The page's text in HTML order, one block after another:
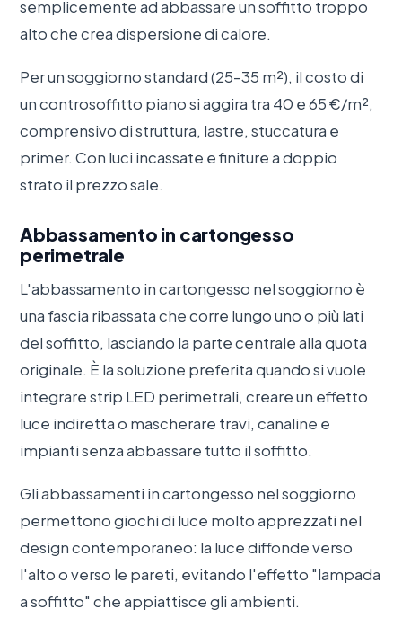
semplicemente ad abbassare un soffitto troppo
alto che crea dispersione di calore.
Per un soggiorno standard (25–35 m²), il costo di
un controsoffitto piano si aggira tra 40 e 65 €/m²,
comprensivo di struttura, lastre, stuccatura e
primer. Con luci incassate e finiture a doppio
strato il prezzo sale.
Abbassamento in cartongesso
perimetrale
L'abbassamento in cartongesso nel soggiorno è
una fascia ribassata che corre lungo uno o più lati
del soffitto, lasciando la parte centrale alla quota
originale. È la soluzione preferita quando si vuole
integrare strip LED perimetrali, creare un effetto
luce indiretta o mascherare travi, canaline e
impianti senza abbassare tutto il soffitto.
Gli abbassamenti in cartongesso nel soggiorno
permettono giochi di luce molto apprezzati nel
design contemporaneo: la luce diffonde verso
l'alto o verso le pareti, evitando l'effetto "lampada
a soffitto" che appiattisce gli ambienti.